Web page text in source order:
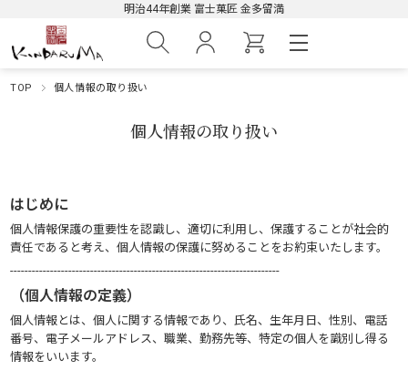
明治44年創業 富士菓匠 金多留満
TOP 個人情報の取り扱い
個人情報の取り扱い
はじめに
個人情報保護の重要性を認識し、適切に利用し、保護することが社会的
責任であると考え、個人情報の保護に努めることをお約束いたします。
--------------------------------------------------------------------------
（個人情報の定義）
個人情報とは、個人に関する情報であり、氏名、生年月日、性別、電話
番号、電子メールアドレス、職業、勤務先等、特定の個人を識別し得る
情報をいいます。